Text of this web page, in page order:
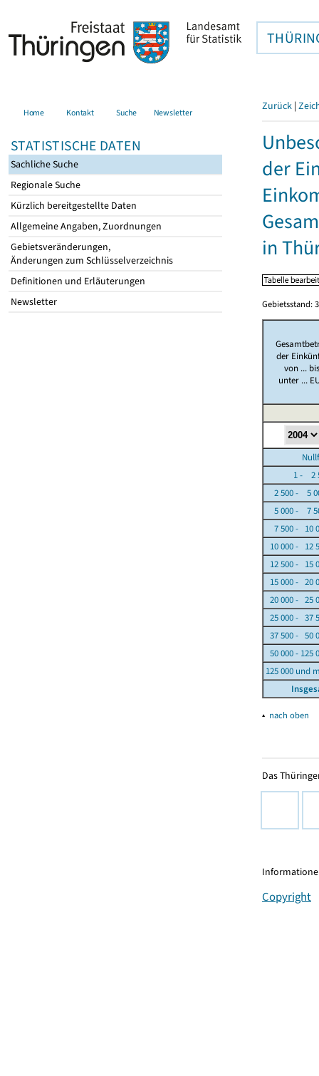
Home Kontakt Suche Newsletter
STATISTISCHE DATEN
Sachliche Suche
Regionale Suche
Kürzlich bereitgestellte Daten
Allgemeine Angaben, Zuordnungen
Gebietsveränderungen,
Änderungen zum Schlüsselverzeichnis
Definitionen und Erläuterungen
Newsletter
Zurück |
der
in
Gebietsstand:
der
von ...
unter ...
1 - 2
2 500 - 5
5 000 - 7
7 500 - 10
10 000 - 12
12 500 - 15
15 000 - 20
20 000 - 25
25 000 - 37
37 500 - 50
50 000 - 125
125 000 und
▴ nach oben
Das
Copyright